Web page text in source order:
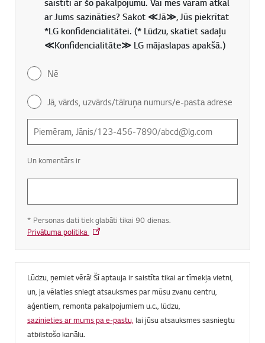
ar Jums sazināties? Sakot ≪Jā≫, Jūs piekrītat
*LG konfidencialitātei. (* Lūdzu, skatiet sadaļu
≪Konfidencialitāte≫ LG mājaslapas apakšā.)
Nē
Jā, vārds, uzvārds/tālruņa numurs/e-pasta adrese
Un komentārs ir
* Personas dati tiek glabāti tikai 90 dienas.
Privātuma politika
Lūdzu, ņemiet vērā! Šī aptauja ir saistīta tikai ar tīmekļa vietni,
un, ja vēlaties sniegt atsauksmes par mūsu zvanu centru,
aģentiem, remonta pakalpojumiem u.c., lūdzu,
sazinieties ar mums pa e-pastu, lai jūsu atsauksmes sasniegtu
atbilstošo kanālu.